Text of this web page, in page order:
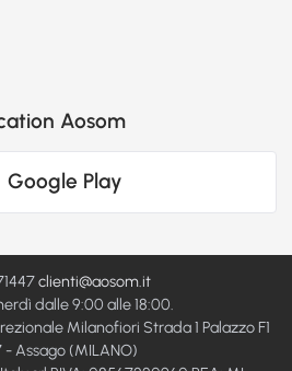
Aosom
Google Play
clienti@aosom.it
dalle 9:00 alle 18:00.
Milanofiori Strada 1 Palazzo F1
Assago (MILANO)